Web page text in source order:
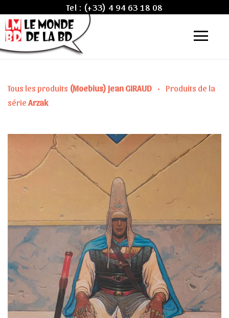
Tel : (+33) 4 94 63 18 08
Tous les produits (Moebius) Jean GIRAUD •
Produits de la
série Arzak